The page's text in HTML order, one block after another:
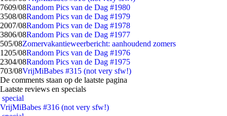
7609/08Random Pics van de Dag #1980
3508/08Random Pics van de Dag #1979
2007/08Random Pics van de Dag #1978
3806/08Random Pics van de Dag #1977
505/08Zomervakantieweerbericht: aanhoudend zomers
1205/08Random Pics van de Dag #1976
2304/08Random Pics van de Dag #1975
703/08VrijMiBabes #315 (not very sfw!)
De comments staan op de laatste pagina
Laatste reviews en specials
special
VrijMiBabes #316 (not very sfw!)